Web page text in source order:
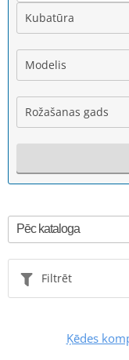
Kubatūra
Modelis
Rožašanas gads
Filtrēt
Ķēdes